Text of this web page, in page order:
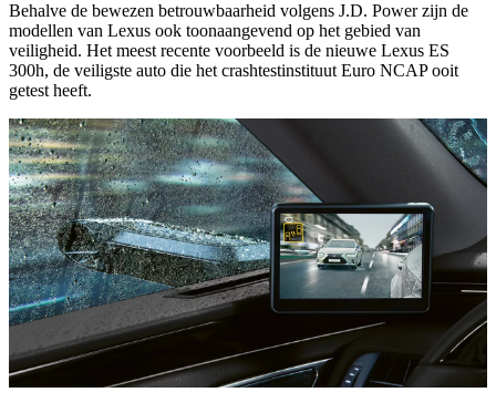
Behalve de bewezen betrouwbaarheid volgens J.D. Power zijn de
modellen van Lexus ook toonaangevend op het gebied van
veiligheid. Het meest recente voorbeeld is de nieuwe Lexus ES
300h, de veiligste auto die het crashtestinstituut Euro NCAP ooit
getest heeft.